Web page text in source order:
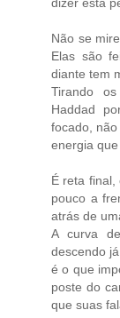
Não se
Elas são
diante tem
Tirando
Haddad
focado,
energia
É reta
pouco a
atrás de
A curva
descendo
é o que
poste do
que suas